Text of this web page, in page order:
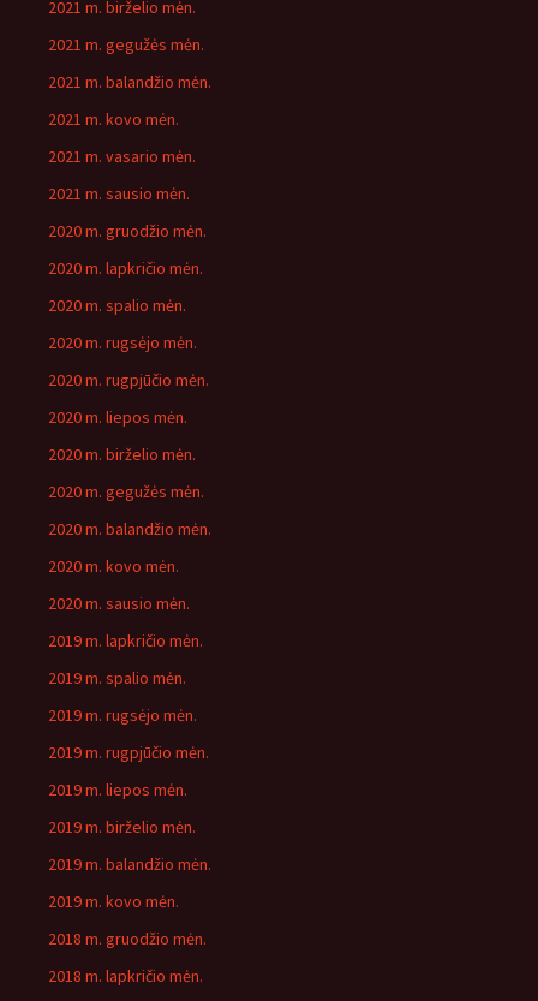
2021 m. birželio mėn.
2021 m. gegužės mėn.
2021 m. balandžio mėn.
2021 m. kovo mėn.
2021 m. vasario mėn.
2021 m. sausio mėn.
2020 m. gruodžio mėn.
2020 m. lapkričio mėn.
2020 m. spalio mėn.
2020 m. rugsėjo mėn.
2020 m. rugpjūčio mėn.
2020 m. liepos mėn.
2020 m. birželio mėn.
2020 m. gegužės mėn.
2020 m. balandžio mėn.
2020 m. kovo mėn.
2020 m. sausio mėn.
2019 m. lapkričio mėn.
2019 m. spalio mėn.
2019 m. rugsėjo mėn.
2019 m. rugpjūčio mėn.
2019 m. liepos mėn.
2019 m. birželio mėn.
2019 m. balandžio mėn.
2019 m. kovo mėn.
2018 m. gruodžio mėn.
2018 m. lapkričio mėn.